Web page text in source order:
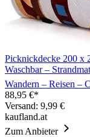
Picknickdecke 200 x
Waschbar –
Wandern – Reisen –
88,95 €*
Versand: 9,99 €
kaufland.at
Zum Anbieter